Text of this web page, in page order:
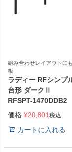
組み合わせレイアウトに
板
ラディー RFシンプ
台形 ダークⅡ
RFSPT-1470DDB2
価格 ¥20,801税込
カートに入れる